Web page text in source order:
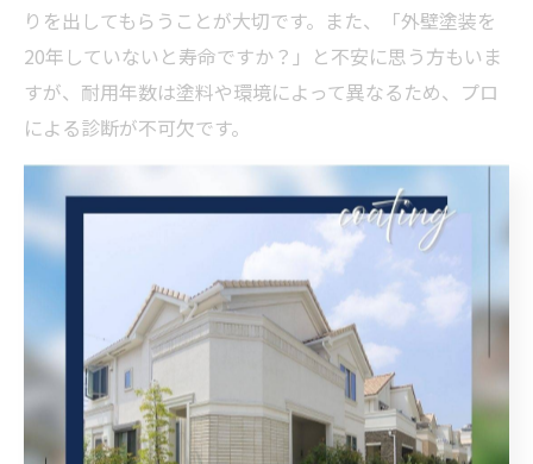
りを出してもらうことが大切です。また、「外壁塗装を
20年していないと寿命ですか？」と不安に思う方もいま
すが、耐用年数は塗料や環境によって異なるため、プロ
による診断が不可欠です。
さらに、保証内容が明確でない場合、施工後の不具合時
に対応してもらえない可能性があります。見積書や契約
書に保証期間・対象範囲がしっかり記載されているか確
認し、納得できるまで説明を受けることが重要です。
複数業者で外壁塗装料金をしっかり比較する方法
外壁塗装の料金を比較する際は、単に見積金額だけでな
く、内訳や工事内容、提案された塗料の種類、施工実績